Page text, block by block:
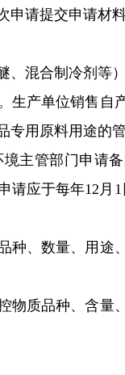
请提交申请材料
混合制冷剂等）
产单位销售自
用原料用途的
管部门申请备
应于每年12月
、数量、用途
质品种、含量